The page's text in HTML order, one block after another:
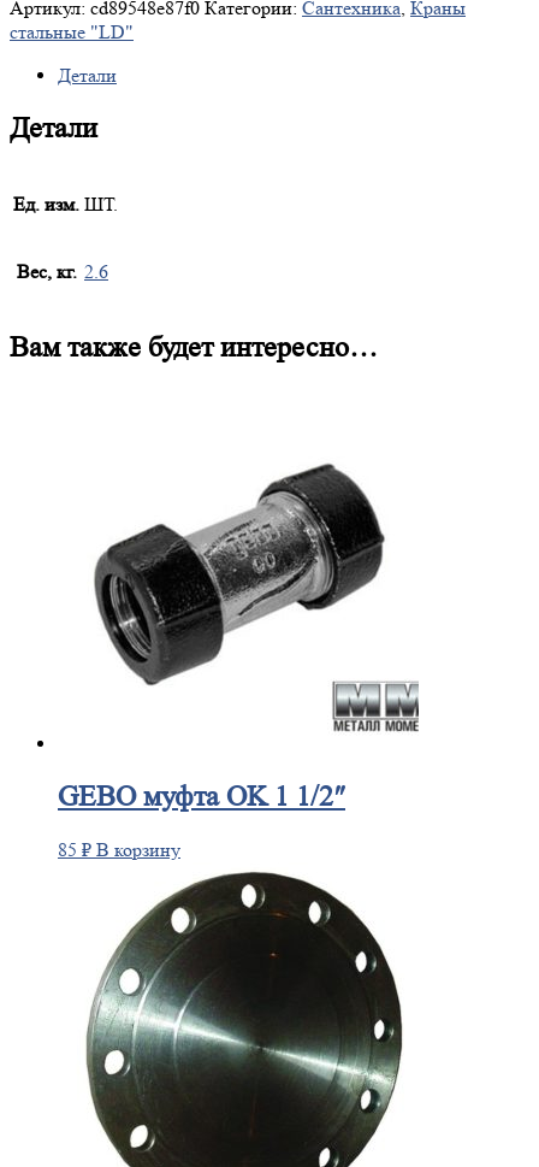
Артикул: cd89548e87f0 Категории: Сантехника, Краны
стальные "LD"
Детали
Детали
Ед. изм. ШТ.
Вес, кг. 2.6
Вам также будет интересно…
GEBOмуфта OK 1 1/2″
85 ₽ В корзину